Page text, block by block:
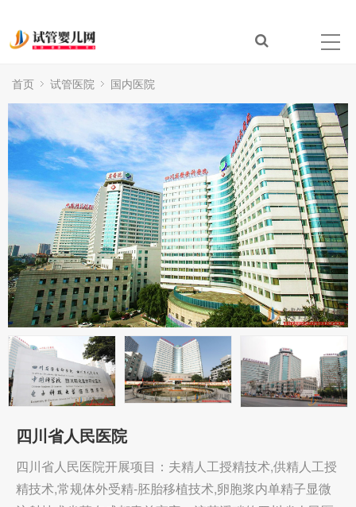
首页 试管医院 国内医院
四川省人民医院
四川省人民医院开展项目：夫精人工授精技术,供精人工授
精技术,常规体外受精-胚胎移植技术,卵胞浆内单精子显微